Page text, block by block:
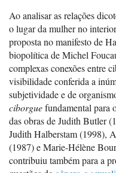
Ao analisar as relações
o lugar da mulher no
proposta no manifesto de
biopolítica de Michel
complexas conexões entre
visibilidade conferida a
subjetividade e de
ciborguefundamental para
das obras de Judith Butler
Judith Halberstam (1998),
(1987) e Marie-Hélène
contribuiu também para a